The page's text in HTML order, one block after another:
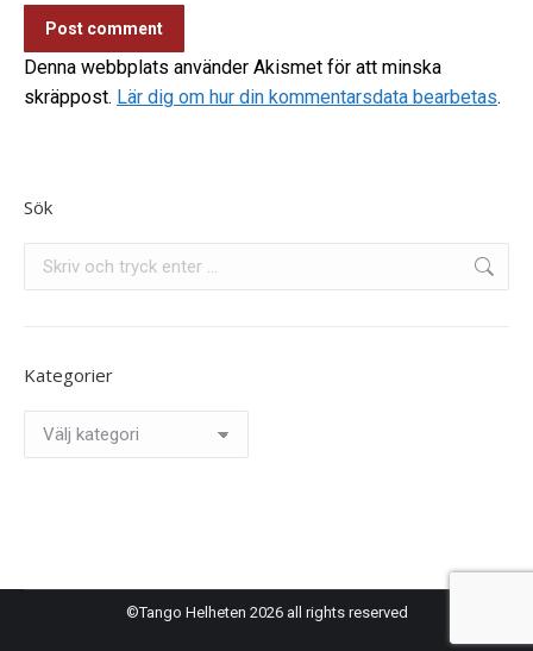
Post comment
Denna webbplats använder Akismet för att minska
skräppost. Lär dig om hur din kommentarsdata bearbetas.
Sök
Kategorier
©Tango Helheten 2026 all rights reserved